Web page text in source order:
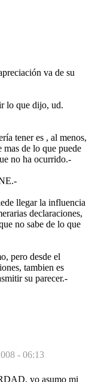
va de su
lo que dijo, ud.
tener es , al menos,
de lo que puede
no ha ocurrido.-
llegar la influencia
declaraciones,
no sabe de lo que
pero desde el
tambien es
su parecer.-
- 06:13
yo asumo mi